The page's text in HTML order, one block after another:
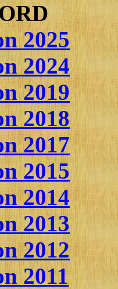
2025
2024
2019
2018
2017
2015
2014
2013
2012
2011